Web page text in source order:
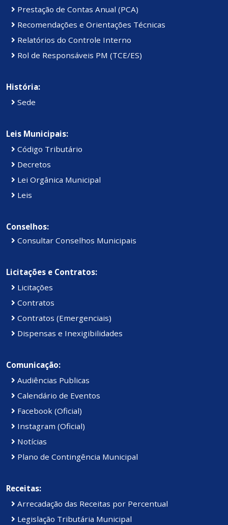
Prestação de Contas Anual (PCA)
Recomendações e Orientações Técnicas
Relatórios do Controle Interno
Rol de Responsáveis PM (TCE/ES)
História:
Sede
Leis Municipais:
Código Tributário
Decretos
Lei Orgânica Municipal
Leis
Conselhos:
Consultar Conselhos Municipais
Licitações e Contratos:
Licitações
Contratos
Contratos (Emergenciais)
Dispensas e Inexigibilidades
Comunicação:
Audiências Publicas
Calendário de Eventos
Facebook (Oficial)
Instagram (Oficial)
Notícias
Plano de Contingência Municipal
Receitas:
Arrecadação das Receitas por Percentual
Legislação Tributária Municipal